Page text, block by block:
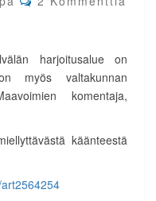
harjoitusalue on
myös valtakunnan
komentaja,
käänteestä